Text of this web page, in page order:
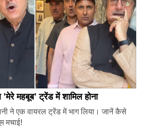
महबूब' ट्रेंड में शामिल होना
ने एक वायरल ट्रेंड में भाग लिया। जानें कैसे
मचाई!